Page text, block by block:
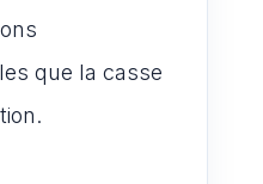
que la casse